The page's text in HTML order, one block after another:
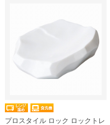
プロスタイル ロック ロックトレ